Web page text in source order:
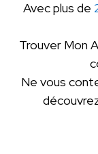
Avec plus de
Trouver Mon
Ne vous